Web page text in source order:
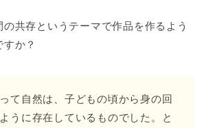
共存というテーマで作品を作るよう
か？
て自然は、子どもの頃から身の回
うに存在しているものでした。と